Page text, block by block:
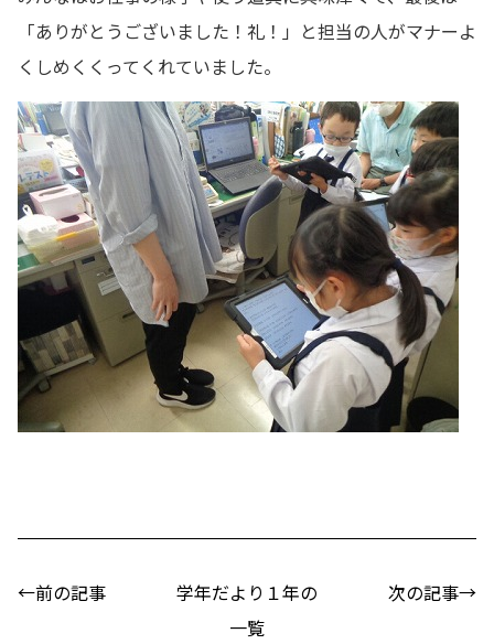
「ありがとうございました！礼！」と担当の人がマナーよ
くしめくくってくれていました。
←前の記事
学年だより１年の
一覧
次の記事→